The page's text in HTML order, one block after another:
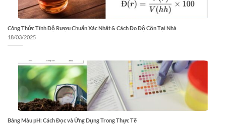
Công Thức Tính Độ Rượu Chuẩn Xác Nhất & Cách Đo Độ Cồn Tại Nhà
18/03/2025
Bảng Màu pH: Cách Đọc và Ứng Dụng Trong Thực Tế